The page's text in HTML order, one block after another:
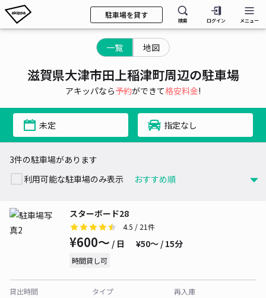
駐車場を貸す
検索 ログイン メニュー
一覧 地図
滋賀県大津市田上稲津町周辺の駐車場
アキッパなら予約ができて格安料金!
未定 指定なし
3件の駐車場があります
利用可能な駐車場のみ表示
スターボード28
4.5 / 21件
¥600〜 / 日 ¥50〜 / 15分
時間貸し可
貸出時間
タイプ
再入庫